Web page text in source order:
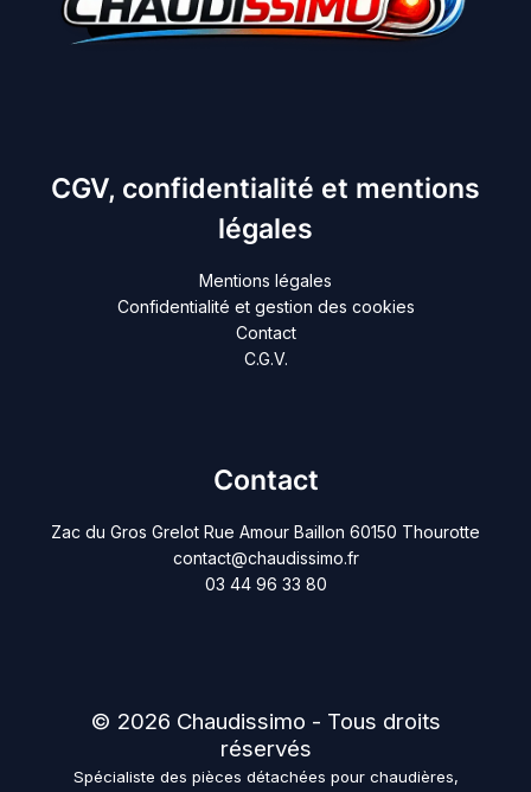
CGV, confidentialité et mentions
légales
Mentions légales
Confidentialité et gestion des cookies
Contact
C.G.V.
Contact
Zac du Gros Grelot Rue Amour Baillon 60150 Thourotte
contact@chaudissimo.fr
03 44 96 33 80
© 2026 Chaudissimo - Tous droits
réservés
Spécialiste des pièces détachées pour chaudières,